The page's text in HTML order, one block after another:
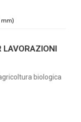
LAVORAZIONI
biologica